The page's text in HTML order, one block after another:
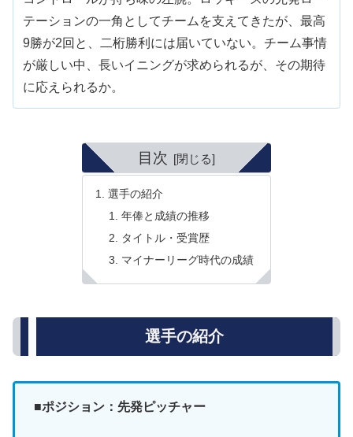
テーションの一角としてチームを支えてきたが、最高
9勝が2回と、二桁勝利には届いていない。チーム事情
が厳しい中、長いイニングが求められるが、その期待
に応えられるか。
目次
選手の紹介
年俸と成績の推移
タイトル・受賞歴
マイナーリーグ時代の成績
選手の紹介
■ポジション：先発ピッチャー